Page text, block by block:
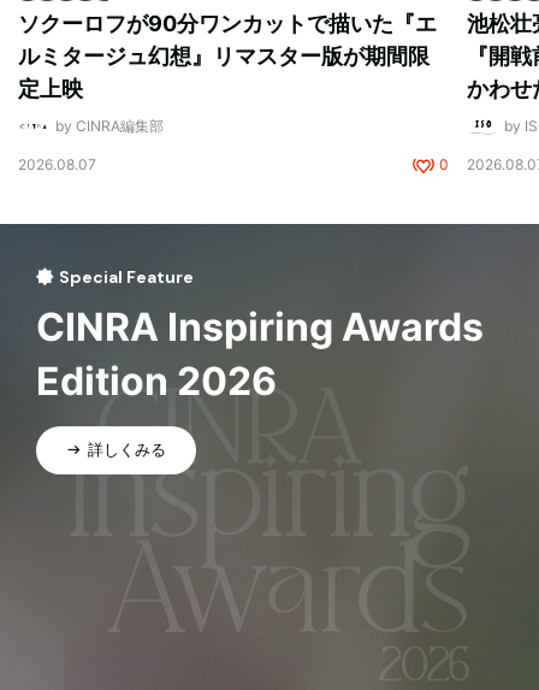
ソクーロフが90分ワンカットで描いた『エ
ルミタージュ幻想』リマスター版が期間限
定上映
by CINRA編集部
2026.08.07 0
池松壮
『開
かわせ
by
Special Feature
CINRA Inspiring Awards
Edition 2026
詳しくみる